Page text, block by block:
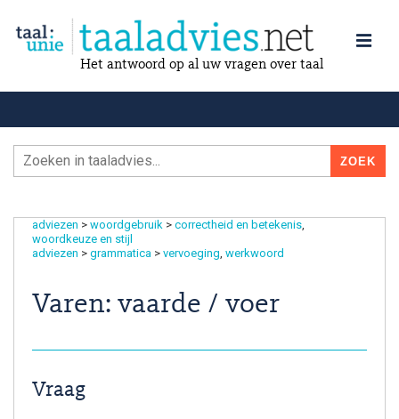
Het antwoord op al uw vragen over taal
adviezen > woordgebruik > correctheid en betekenis
woordkeuze en stijl
adviezen > grammatica > vervoeging werkwoord
Varen: vaarde / voer
Vraag